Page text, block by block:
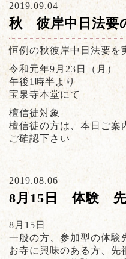
2019.09.04
秋 彼岸中日法要
恒例の秋彼岸中日法要を
令和元年9月23日（月）
午後1時半より
宝泉寺本堂にて
檀信徒対象
檀信徒の方は、本日ご案
ご確認下さい
2019.08.06
8月15日 体験 先
8月15日
一般の方、参加型の体験
お寺に興味のある方、先